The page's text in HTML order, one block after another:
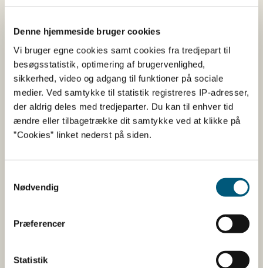
Denne hjemmeside bruger cookies
Vi bruger egne cookies samt cookies fra tredjepart til
besøgsstatistik, optimering af brugervenlighed,
sikkerhed, video og adgang til funktioner på sociale
medier. Ved samtykke til statistik registreres IP-adresser,
der aldrig deles med tredjeparter. Du kan til enhver tid
ændre eller tilbagetrække dit samtykke ved at klikke på
”Cookies” linket nederst på siden.
Nødvendig
Præferencer
Statistik